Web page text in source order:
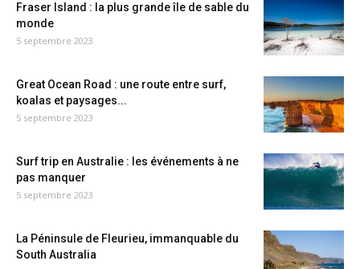
Fraser Island : la plus grande île de sable du
monde
5 septembre 2023
Great Ocean Road : une route entre surf,
koalas et paysages...
5 septembre 2023
Surf trip en Australie : les événements à ne
pas manquer
5 septembre 2023
La Péninsule de Fleurieu, immanquable du
South Australia